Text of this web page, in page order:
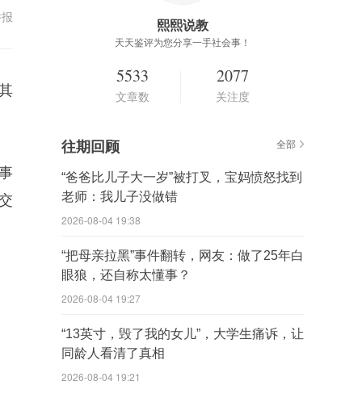
熙熙说教
天天鉴评为您分享一手社会事！
5533
文章数
2077
关注度
往期回顾 全部
“爸爸比儿子大一岁”被打叉，宝妈愤怒找到
老师：我儿子没做错
2026-08-04 19:38
“把母亲拉黑”事件翻转，网友：做了25年白
眼狼，还自称太懂事？
2026-08-04 19:27
“13英寸，毁了我的女儿”，大学生痛诉，让
同龄人看清了真相
2026-08-04 19:21